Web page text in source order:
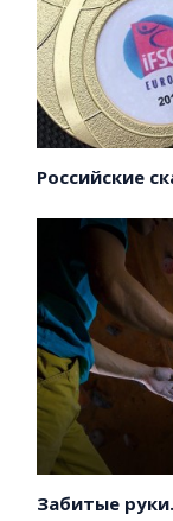
Забитые